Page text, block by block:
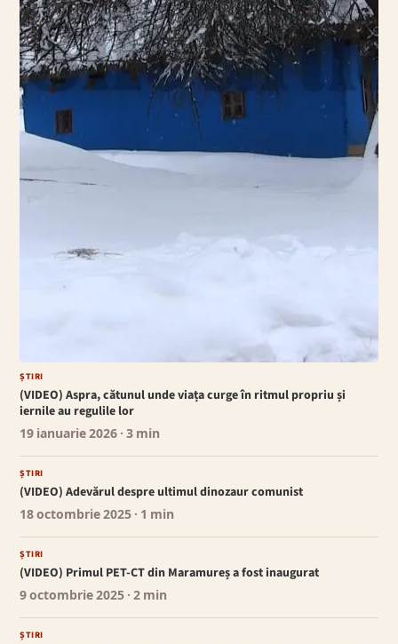
ȘTIRI
(VIDEO) Aspra, cătunul unde viața curge în ritmul propriu și
iernile au regulile lor
19 ianuarie 2026 · 3 min
ȘTIRI
(VIDEO) Adevărul despre ultimul dinozaur comunist
18 octombrie 2025 · 1 min
ȘTIRI
(VIDEO) Primul PET-CT din Maramureș a fost inaugurat
9 octombrie 2025 · 2 min
ȘTIRI